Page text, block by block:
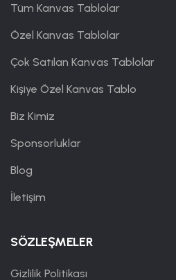
Tüm Kanvas Tablolar
Özel Kanvas Tablolar
Çok Satılan Kanvas Tablolar
Kişiye Özel Kanvas Tablo
Biz Kimiz
Sponsorluklar
Blog
İletişim
SÖZLEŞMELER
Gizlilik Politikası